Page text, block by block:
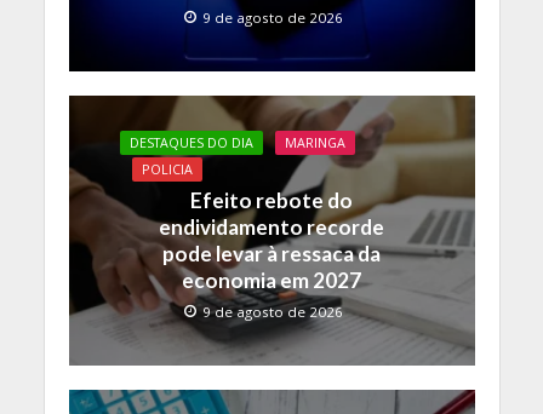
9 de agosto de 2026
DESTAQUES DO DIA
MARINGA
POLICIA
Efeito rebote do
endividamento recorde
pode levar à ressaca da
economia em 2027
9 de agosto de 2026